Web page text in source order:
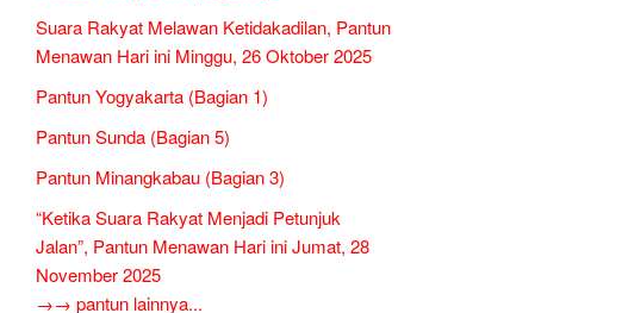
Suara Rakyat Melawan Ketidakadilan, Pantun
Menawan Hari ini Minggu, 26 Oktober 2025
Pantun Yogyakarta (Bagian 1)
Pantun Sunda (Bagian 5)
Pantun Minangkabau (Bagian 3)
“Ketika Suara Rakyat Menjadi Petunjuk
Jalan”, Pantun Menawan Hari ini Jumat, 28
November 2025
→→ pantun lainnya...